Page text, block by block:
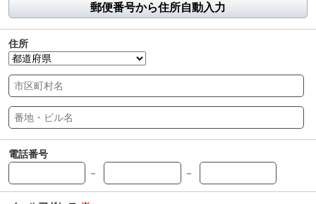
郵便番号から住所自動入力
住所
電話番号
－
－